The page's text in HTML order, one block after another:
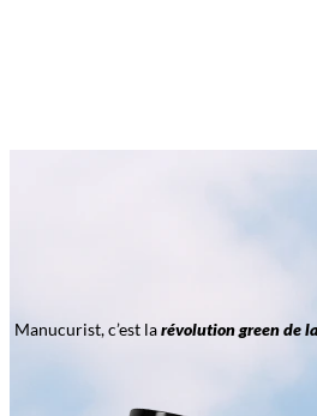
Manucurist, c’est larévolution green de